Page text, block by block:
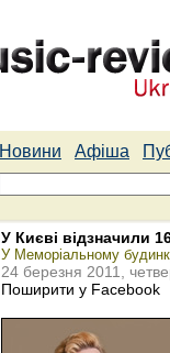
Новини Афіша
У Києві відзначили
У Меморіальному
24 березня 2011,
Поширити у Facebook